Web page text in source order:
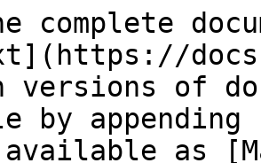
complete
versions of
by
as